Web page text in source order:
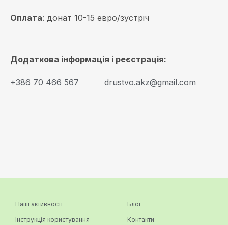
Оплата: донат 10-15 евро/зустріч
Додаткова інформація і реєстрація:
+386 70 466 567 drustvo.akz@gmail.com
Наші активності
Інструкція користування
Блог
Контакти